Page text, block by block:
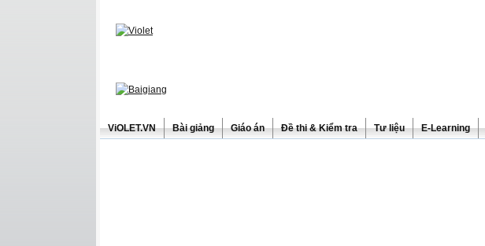
ViOLET.VN Bài giảng Giáo án Đề thi & Kiểm tra Tư liệu E-Learning